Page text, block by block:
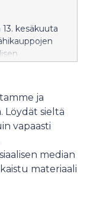
kesäkuuta
ja
Löydät sieltä
vapaasti
median
materiaali